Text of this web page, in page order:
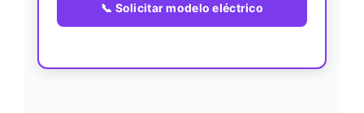
📞 Solicitar modelo eléctrico